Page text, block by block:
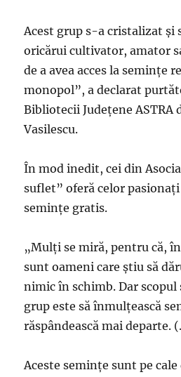
Acest grup s-a cristalizat şi
oricărui cultivator, amator
de a avea acces la seminţe
monopol”, a declarat
Bibliotecii Judeţene ASTRA
Vasilescu.
În mod inedit, cei din
suflet” oferă celor
seminţe gratis.
„Mulţi se miră, pentru că,
sunt oameni care ştiu să
nimic în schimb. Dar scopul
grup este să înmulţească
răspândească mai departe.
Aceste seminţe sunt pe